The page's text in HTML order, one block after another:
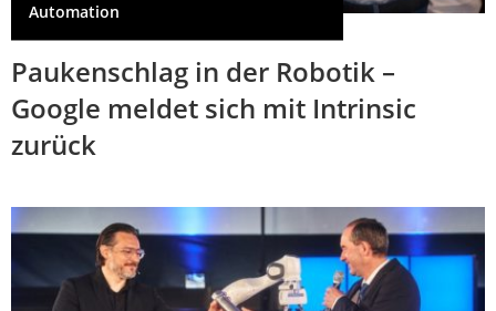
Automation
Paukenschlag in der Robotik –
Google meldet sich mit Intrinsic
zurück